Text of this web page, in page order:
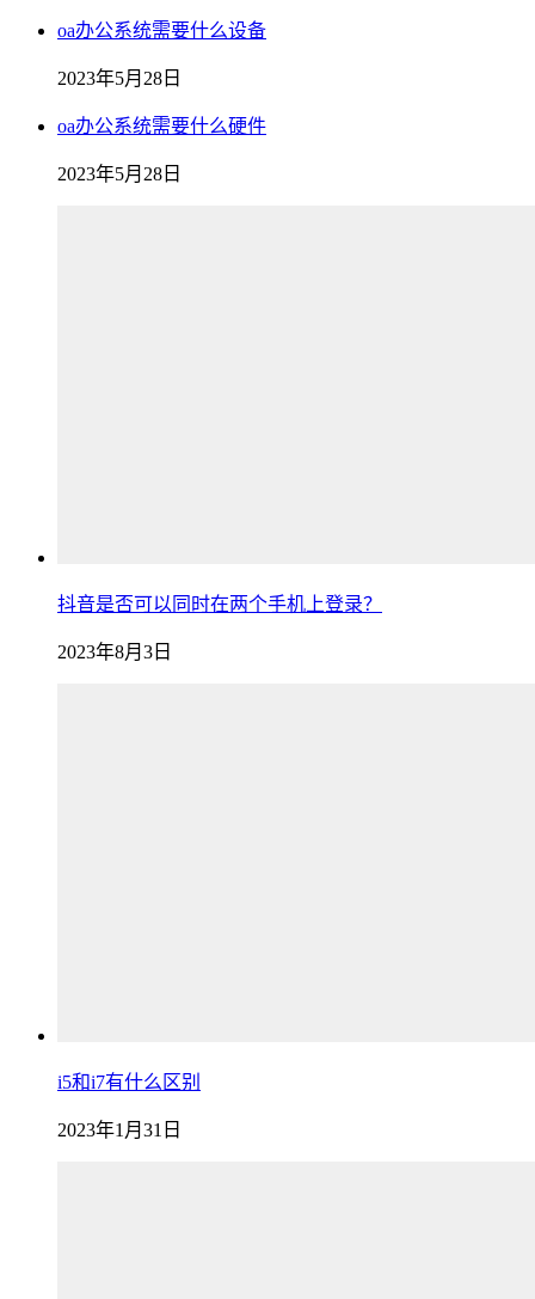
oa办公系统需要什么设备
2023年5月28日
oa办公系统需要什么硬件
2023年5月28日
抖音是否可以同时在两个手机上登录？
2023年8月3日
i5和i7有什么区别
2023年1月31日